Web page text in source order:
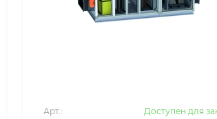
Арт.:
Доступен для